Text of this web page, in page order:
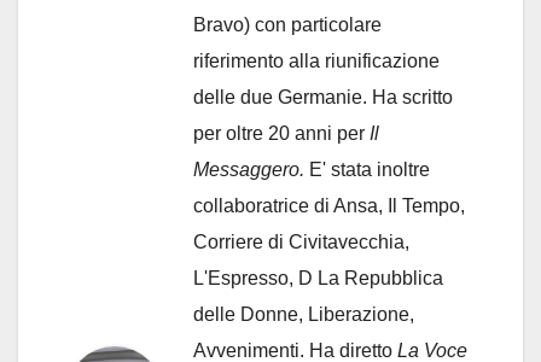
Bravo) con particolare
riferimento alla riunificazione
delle due Germanie. Ha scritto
per oltre 20 anni per Il
Messaggero. E' stata inoltre
collaboratrice di Ansa, Il Tempo,
Corriere di Civitavecchia,
L'Espresso, D La Repubblica
delle Donne, Liberazione,
Avvenimenti. Ha diretto La Voce